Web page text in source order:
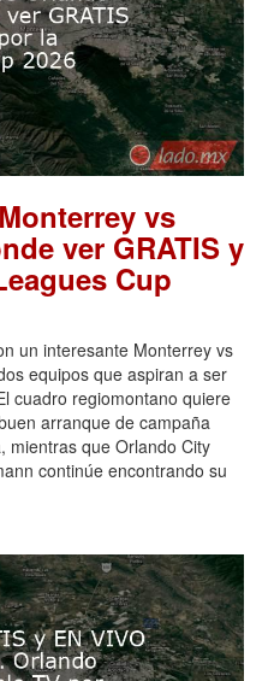
vs
ver GRATIS y
Cup
un interesante Monterrey vs
equipos que aspiran a ser
cuadro regiomontano quiere
arranque de campaña
mientras que Orlando City
continúe encontrando su